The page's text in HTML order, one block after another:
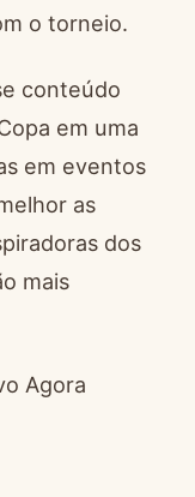
o torneio.
conteúdo
em uma
em eventos
as
dos
mais